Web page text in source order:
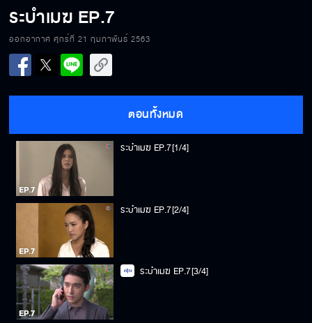
ระบำเมฆ EP.7
ออกอากาศ ศุกร์ที่ 21 กุมภาพันธ์ 2563
ตอนทั้งหมด
ระบำเมฆ EP.7[1/4]
ระบำเมฆ EP.7[2/4]
ระบำเมฆ EP.7[3/4]